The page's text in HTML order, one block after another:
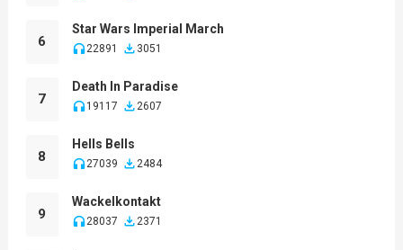
6
Star Wars Imperial March
22891 3051
7
Death In Paradise
19117 2607
8
Hells Bells
27039 2484
9
Wackelkontakt
28037 2371